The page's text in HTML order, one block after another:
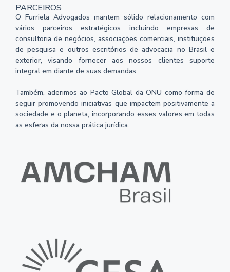
PARCEIROS
O Furriela Advogados mantem sólido relacionamento com
vários parceiros estratégicos incluindo empresas de
consultoria de negócios, associações comerciais, instituições
de pesquisa e outros escritórios de advocacia no Brasil e
exterior, visando fornecer aos nossos clientes suporte
integral em diante de suas demandas.
Também, aderimos ao Pacto Global da ONU como forma de
seguir promovendo iniciativas que impactem positivamente a
sociedade e o planeta, incorporando esses valores em todas
as esferas da nossa prática jurídica.